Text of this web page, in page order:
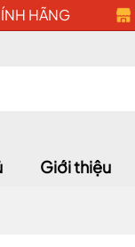
HÃNG
Giới thiệu